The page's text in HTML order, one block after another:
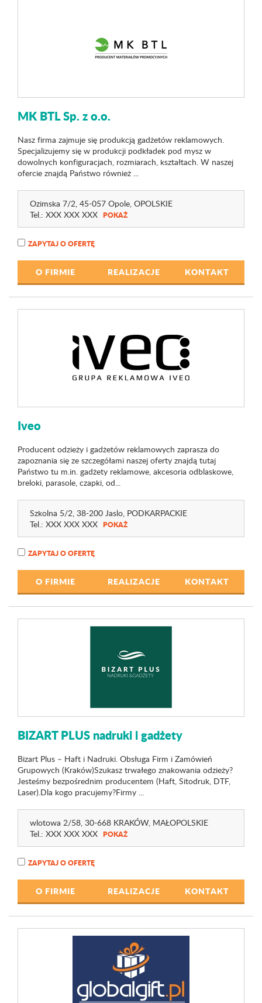
MK BTL Sp. z o.o.
Nasz firma zajmuje się produkcją gadżetów reklamowych.
Specjalizujemy się w produkcji podkładek pod mysz w
dowolnych konfiguracjach, rozmiarach, kształtach. W naszej
ofercie znajdą Państwo również ...
Ozimska 7/2, 45-057 Opole, OPOLSKIE
Tel.: XXX XXX XXX POKAŻ
ZAPYTAJ O OFERTĘ
O FIRMIE REALIZACJE KONTAKT
Iveo
Producent odzieży i gadżetów reklamowych zaprasza do
zapoznania się ze szczegółami naszej oferty znajdą tutaj
Państwo tu m.in. gadżety reklamowe, akcesoria odblaskowe,
breloki, parasole, czapki, od...
Szkolna 5/2, 38-200 Jaslo, PODKARPACKIE
Tel.: XXX XXX XXX POKAŻ
ZAPYTAJ O OFERTĘ
O FIRMIE REALIZACJE KONTAKT
BIZART PLUS nadruki i gadżety
Bizart Plus – Haft i Nadruki. Obsługa Firm i Zamówień
Grupowych (Kraków)Szukasz trwałego znakowania odzieży?
Jesteśmy bezpośrednim producentem (Haft, Sitodruk, DTF,
Laser).Dla kogo pracujemy?Firmy ...
wlotowa 2/58, 30-668 KRAKÓW, MAŁOPOLSKIE
Tel.: XXX XXX XXX POKAŻ
ZAPYTAJ O OFERTĘ
O FIRMIE REALIZACJE KONTAKT